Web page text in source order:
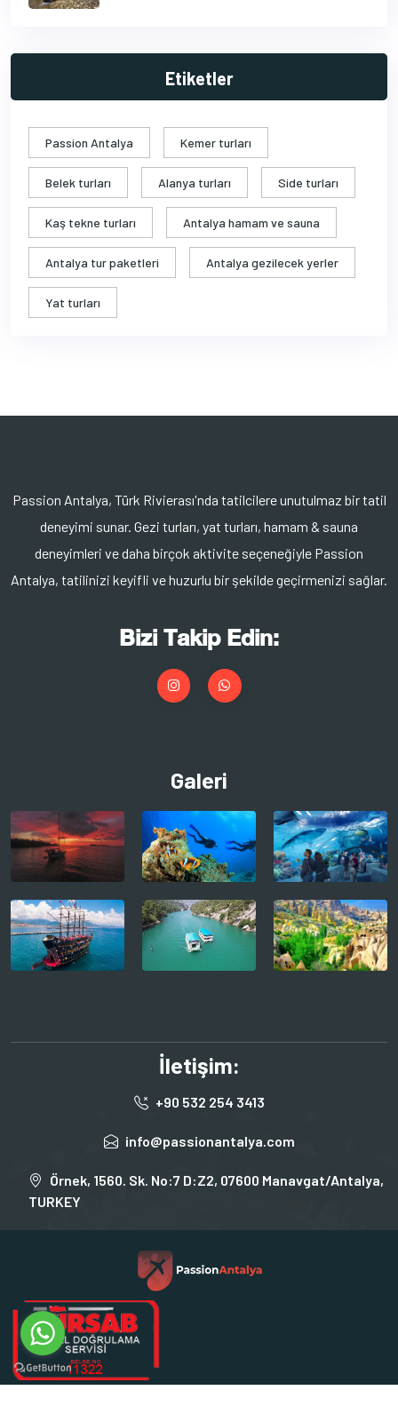
Etiketler
Passion Antalya Kemer turları
Belek turları Alanya turları Side turları
Kaş tekne turları Antalya hamam ve sauna
Antalya tur paketleri Antalya gezilecek yerler
Yat turları
Passion Antalya, Türk Rivierası'nda tatilcilere unutulmaz bir tatil
deneyimi sunar. Gezi turları, yat turları, hamam & sauna
deneyimleri ve daha birçok aktivite seçeneğiyle Passion
Antalya, tatilinizi keyifli ve huzurlu bir şekilde geçirmenizi sağlar.
Bizi Takip Edin:
Galeri
İletişim:
+90 532 254 3413
info@passionantalya.com
Örnek, 1560. Sk. No:7 D:Z2, 07600 Manavgat/Antalya,
TURKEY